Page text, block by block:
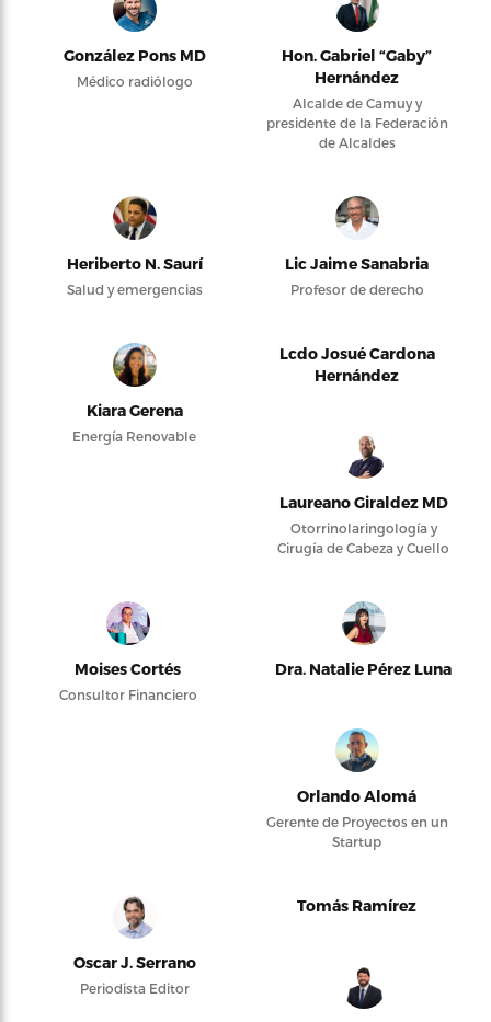
González Pons MD
Médico radiólogo
Hon. Gabriel “Gaby”
Hernández
Alcalde de Camuy y
presidente de la Federación
de Alcaldes
Heriberto N. Saurí
Salud y emergencias
Lic Jaime Sanabria
Profesor de derecho
Kiara Gerena
Energía Renovable
Lcdo Josué Cardona
Hernández
Laureano Giraldez MD
Otorrinolaringología y
Cirugía de Cabeza y Cuello
Moises Cortés
Consultor Financiero
Dra. Natalie Pérez Luna
Orlando Alomá
Gerente de Proyectos en un
Startup
Oscar J. Serrano
Periodista Editor
Tomás Ramírez